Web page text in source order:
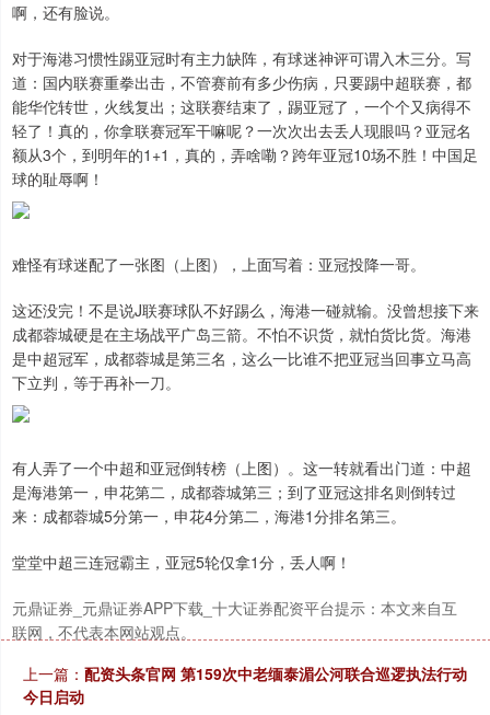
啊，还有脸说。
对于海港习惯性踢亚冠时有主力缺阵，有球迷神评可谓入木三分。写
道：国内联赛重拳出击，不管赛前有多少伤病，只要踢中超联赛，都
能华佗转世，火线复出；这联赛结束了，踢亚冠了，一个个又病得不
轻了！真的，你拿联赛冠军干嘛呢？一次次出去丢人现眼吗？亚冠名
额从3个，到明年的1+1，真的，弄啥嘞？跨年亚冠10场不胜！中国足
球的耻辱啊！
难怪有球迷配了一张图（上图），上面写着：亚冠投降一哥。
这还没完！不是说J联赛球队不好踢么，海港一碰就输。没曾想接下来
成都蓉城硬是在主场战平广岛三箭。不怕不识货，就怕货比货。海港
是中超冠军，成都蓉城是第三名，这么一比谁不把亚冠当回事立马高
下立判，等于再补一刀。
有人弄了一个中超和亚冠倒转榜（上图）。这一转就看出门道：中超
是海港第一，申花第二，成都蓉城第三；到了亚冠这排名则倒转过
来：成都蓉城5分第一，申花4分第二，海港1分排名第三。
堂堂中超三连冠霸主，亚冠5轮仅拿1分，丢人啊！
元鼎证券_元鼎证券APP下载_十大证券配资平台提示：本文来自互
联网，不代表本网站观点。
上一篇： 配资头条官网 第159次中老缅泰湄公河联合巡逻执法行动
今日启动